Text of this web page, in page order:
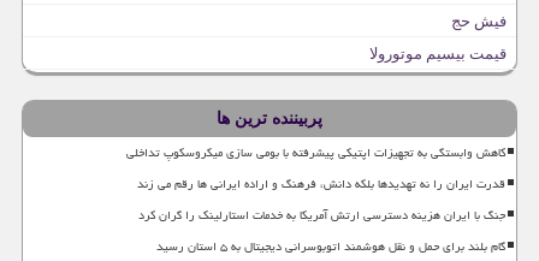
فیش حج
قیمت بیسیم موتورولا
پربیننده ترین ها
کاهش وابستگی به تجهیزات اپتیکی پیشرفته با بومی سازی میکروسکوپ تداخلی
قدرت ایران را نه تهدیدها بلکه دانش، فرهنگ و اراده ایرانی ها رقم می زند
جنگ با ایران هزینه دسترسی ارتش آمریکا به خدمات استارلینک را گران کرد
گام بلند برای حمل و نقل هوشمند اتوبوسرانی دیجیتال به ۵ استان رسید